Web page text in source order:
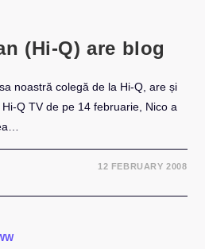
(Hi-Q) are blog
noastră colegă de la Hi-Q, are și
Q TV de pe 14 februarie, Nico a
12 FEBRUARY 2008